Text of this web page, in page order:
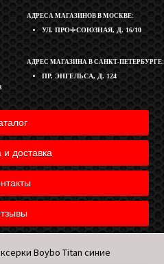
АДРЕСА МАГАЗИНОВ В МОСКВЕ:
УЛ. ПРОФСОЮЗНАЯ, Д. 16/10
АДРЕС МАГАЗИНА В САНКТ-ПЕТЕРБУРГЕ:
ПР. ЭНГЕЛЬСА, Д. 124
доставка
Boybo Titan синие